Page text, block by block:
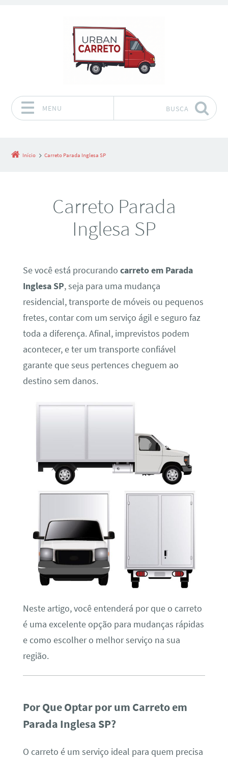
MENU BUSCA
Início Carreto Parada Inglesa SP
Carreto Parada
Inglesa SP
Se você está procurando carreto em Parada
Inglesa SP, seja para uma mudança
residencial, transporte de móveis ou pequenos
fretes, contar com um serviço ágil e seguro faz
toda a diferença. Afinal, imprevistos podem
acontecer, e ter um transporte confiável
garante que seus pertences cheguem ao
destino sem danos.
Neste artigo, você entenderá por que o carreto
é uma excelente opção para mudanças rápidas
e como escolher o melhor serviço na sua
região.
Por Que Optar por um Carreto em
Parada Inglesa SP?
O carreto é um serviço ideal para quem precisa